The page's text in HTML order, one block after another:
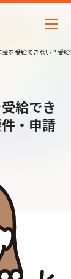
を受給できない？受
給でき
・申請